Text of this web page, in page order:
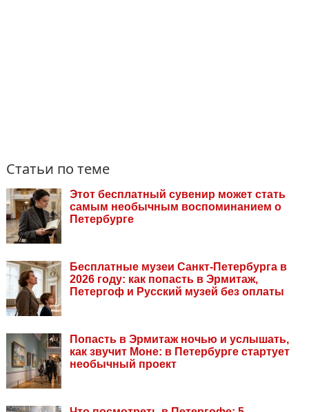
Статьи по теме
Этот бесплатный сувенир может стать
самым необычным воспоминанием о
Петербурге
Бесплатные музеи Санкт-Петербурга в
2026 году: как попасть в Эрмитаж,
Петергоф и Русский музей без оплаты
Попасть в Эрмитаж ночью и услышать,
как звучит Моне: в Петербурге стартует
необычный проект